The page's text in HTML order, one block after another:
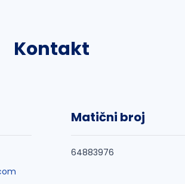
Kontakt
Matični broj
64883976